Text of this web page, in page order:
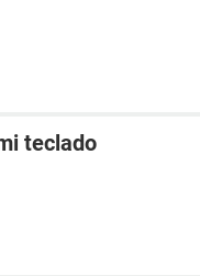
teclado